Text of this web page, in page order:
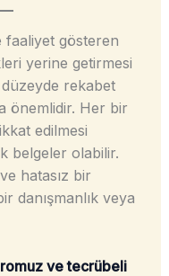
faaliyet gösteren
yerine getirmesi
rekabet
önemlidir. Her bir
edilmesi
belgeler olabilir.
hatasız bir
danışmanlık veya
ve tecrübeli